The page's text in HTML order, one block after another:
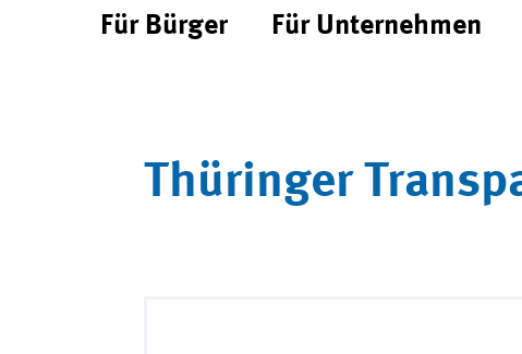
Für Bürger Für Unternehmen
Thüringer